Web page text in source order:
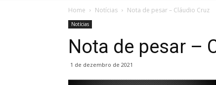
Home Notícias Nota de pesar – Cláudio Cruz
Notícias
Nota de pesar –
1 de dezembro de 2021